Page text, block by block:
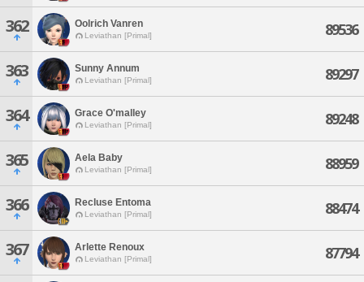
362 Oolrich Vanren
Leviathan [Primal] 89536
363 Sunny Annum
Leviathan [Primal] 89297
364 Grace O'malley
Leviathan [Primal] 89248
365 Aela Baby
Leviathan [Primal] 88959
366 Recluse Entoma
Leviathan [Primal] 88474
367 Arlette Renoux
Leviathan [Primal] 87794